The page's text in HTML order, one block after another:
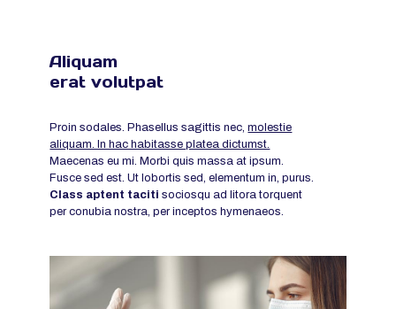
Aliquam
erat volutpat
Proin sodales. Phasellus sagittis nec,molestie
aliquam. In hac habitasse platea dictumst.
Maecenas eu mi. Morbi quis massa at ipsum.
Fusce sed est. Ut lobortis sed, elementum in, purus.
Class aptent taciti sociosqu ad litora torquent
per conubia nostra, per inceptos hymenaeos.